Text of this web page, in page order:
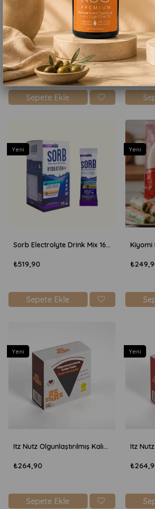
Itz Nutz Kahvaltılık Krem Kaju Peyniri 170gr
₺299,90
Sepete Ekle
Sorb Electrolyte Drink Mix 16gr x 10 Adet - Yaban Mersini
₺519,90
Sepete Ekle
Yeni Yeni
Itz Nutz Olgunlaştırılmış Kalıp Kaju 140gr - Siyah Sarımsaklı
₺264,90
Sepete Ekle
Yeni Yeni